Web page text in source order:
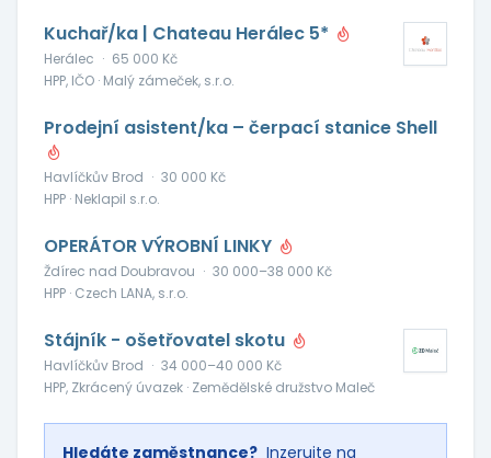
Kuchař/ka | Chateau Herálec 5*
Herálec · 65 000 Kč
HPP, IČO · Malý zámeček, s.r.o.
Prodejní asistent/ka – čerpací stanice Shell
Havlíčkův Brod · 30 000 Kč
HPP · Neklapil s.r.o.
OPERÁTOR VÝROBNÍ LINKY
Ždírec nad Doubravou · 30 000–38 000 Kč
HPP · Czech LANA, s.r.o.
Stájník - ošetřovatel skotu
Havlíčkův Brod · 34 000–40 000 Kč
HPP, Zkrácený úvazek · Zemědělské družstvo Maleč
Hledáte zaměstnance? Inzerujte na